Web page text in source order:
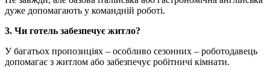
дуже допомагають у командній роботі.
3. Чи готель забезпечує житло?
У багатьох пропозиціях – особливо сезонних – роботодавець
допомагає з житлом або забезпечує робітничі кімнати.